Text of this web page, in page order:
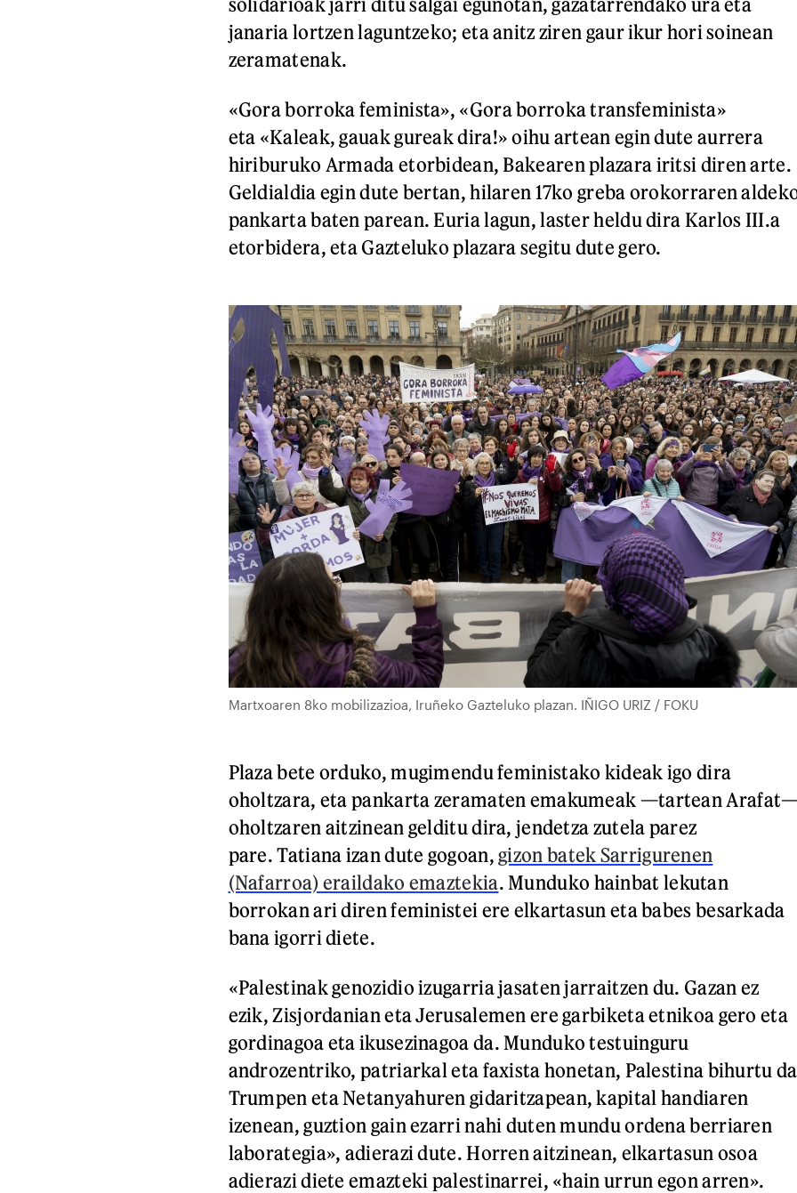
janaria lortzen laguntzeko; eta anitz ziren gaur ikur hori soinean
zeramatenak.
«Gora borroka feminista», «Gora borroka transfeminista»
eta «Kaleak, gauak gureak dira!» oihu artean egin dute aurrera
hiriburuko Armada etorbidean, Bakearen plazara iritsi diren arte.
Geldialdia egin dute bertan, hilaren 17ko greba orokorraren
pankarta baten parean. Euria lagun, laster heldu dira Karlos III.a
etorbidera, eta Gazteluko plazara segitu dute gero.
Martxoaren 8ko mobilizazioa, Iruñeko Gazteluko plazan. IÑIGO URIZ / FOKU
Plaza bete orduko, mugimendu feministako kideak igo dira
oholtzara, eta pankarta zeramaten emakumeak —tartean
oholtzaren aitzinean gelditu dira, jendetza zutela parez
pare. Tatiana izan dute gogoan,gizon batek Sarrigurenen
(Nafarroa) eraildako emaztekia. Munduko hainbat lekutan
borrokan ari diren feministei ere elkartasun eta babes besarkada
bana igorri diete.
«Palestinak genozidio izugarria jasaten jarraitzen du. Gazan ez
ezik, Zisjordanian eta Jerusalemen ere garbiketa etnikoa gero eta
gordinagoa eta ikusezinagoa da. Munduko testuinguru
androzentriko, patriarkal eta faxista honetan, Palestina bihurtu
Trumpen eta Netanyahuren gidaritzapean, kapital handiaren
izenean, guztion gain ezarri nahi duten mundu ordena berriaren
laborategia», adierazi dute. Horren aitzinean, elkartasun osoa
adierazi diete emazteki palestinarrei, «hain urrun egon arren».